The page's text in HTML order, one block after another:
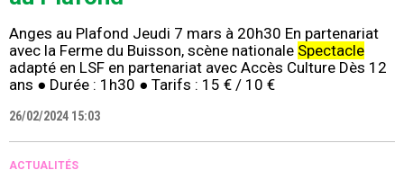
Anges au Plafond Jeudi 7 mars à 20h30 En partenariat
avec la Ferme du Buisson, scène nationale Spectacle
adapté en LSF en partenariat avec Accès Culture Dès 12
ans ● Durée : 1h30 ● Tarifs : 15 € / 10 €
26/02/2024 15:03
ACTUALITÉS